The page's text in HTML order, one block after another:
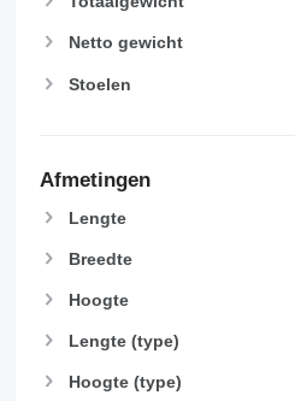
Netto gewicht
Stoelen
Afmetingen
Lengte
Breedte
Hoogte
Lengte (type)
Hoogte (type)